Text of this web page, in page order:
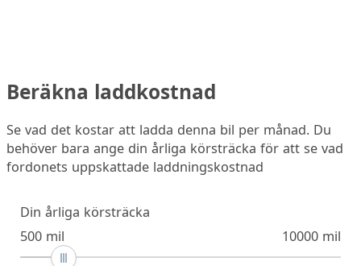
Beräkna laddkostnad
Se vad det kostar att ladda denna bil per månad. Du
behöver bara ange din årliga körsträcka för att se vad
fordonets uppskattade laddningskostnad
Din årliga körsträcka
500 mil
10000 mil